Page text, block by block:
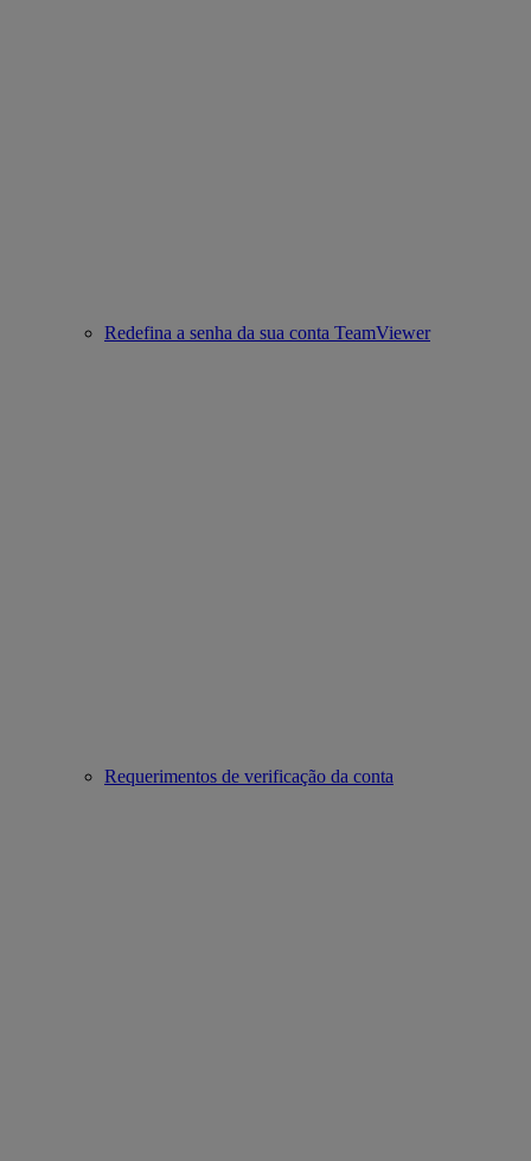
Redefina a senha da sua conta TeamViewer
Requerimentos de verificação da conta